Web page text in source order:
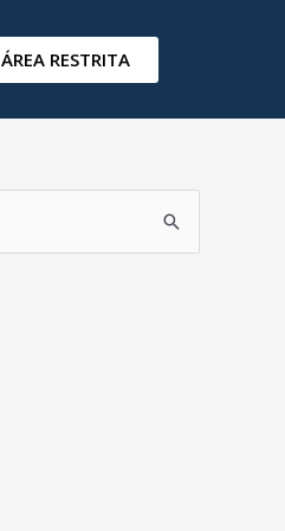
ÁREA RESTRITA